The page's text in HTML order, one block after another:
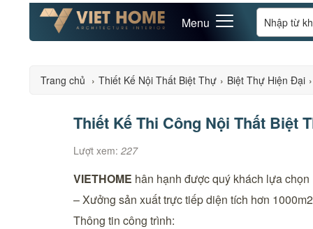
Menu
Trang chủ › Thiết Kế Nội Thất Biệt Thự › Biệt Thự Hiện Đại ›
Thiết Kế Thi Công Nội Thất Biệt
Lượt xem: 227
VIETHOME hân hạnh được quý khách lựa
– Xưởng sản xuất trực tiếp diện tích hơn
Thông tin công trình: